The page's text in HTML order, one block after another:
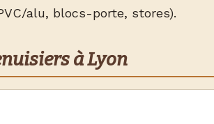
alu, blocs-porte, stores).
à Lyon